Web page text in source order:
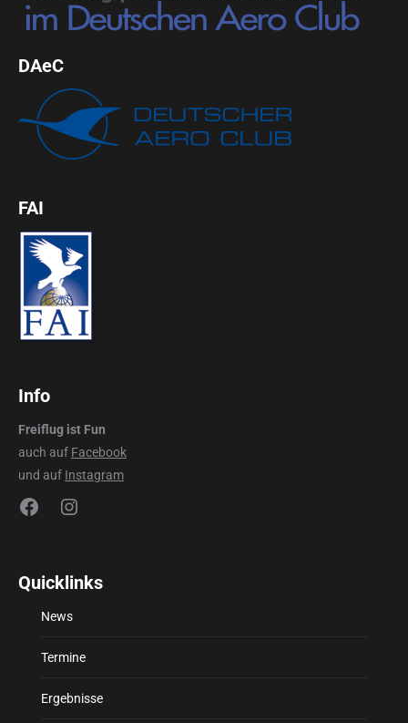
DAeC
FAI
Info
Freiflug ist Fun
auch auf Facebook
und auf Instagram
FacebookInstagram
Quicklinks
News
Termine
Ergebnisse